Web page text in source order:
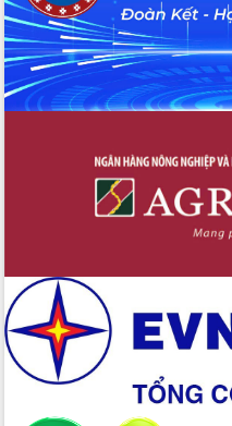
Đoàn đại biểu Quốc hội tỉnh Đắk Lắk
trao đổi thông tin trước Kỳ họp thứ
nhất, Quốc hội khóa XVI
Quyết liệt cải cách hành chính, khơi
thông nguồn lực phát triển
tỉnh thông qua hiện đại hóa hành chính
Xã Ea Phê gắn cải cách hành chính với
Phó Chủ tịch Thường trực UBND tỉnh
tâm Phục vụ hành chính công xã Ea
Phê
Xây dựng nền hành chính số đồng
hành cùng nông dân dân, doanh nghiệp
Giai đoạn 2026-2030, Đắk Lắk phấn
đấu có 77% xã đạt chuẩn nông thôn
mới